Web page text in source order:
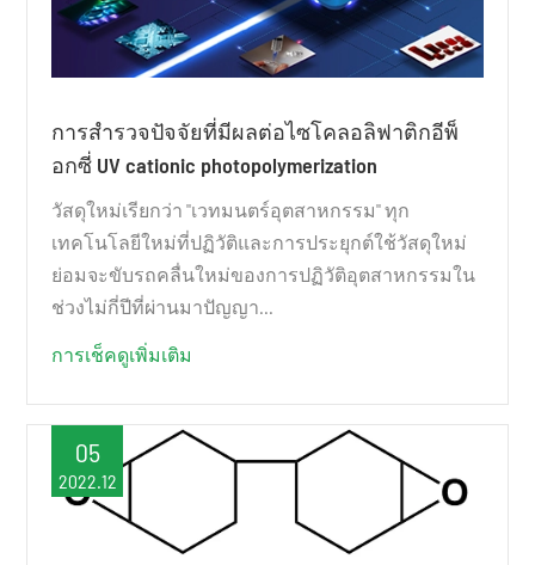
การสำรวจปัจจัยที่มีผลต่อไซโคลอลิฟาติกอีพ็
อกซี่ UV cationic photopolymerization
วัสดุใหม่เรียกว่า "เวทมนตร์อุตสาหกรรม" ทุก
เทคโนโลยีใหม่ที่ปฏิวัติและการประยุกต์ใช้วัสดุใหม่
ย่อมจะขับรถคลื่นใหม่ของการปฏิวัติอุตสาหกรรมใน
ช่วงไม่กี่ปีที่ผ่านมาปัญญา...
การเช็คดูเพิ่มเติม
05
2022.12